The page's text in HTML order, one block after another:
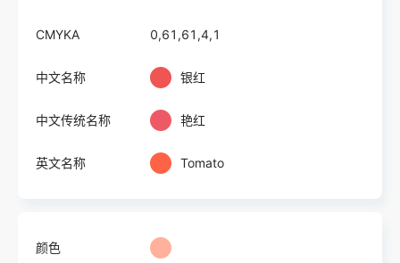
CMYKA 0,61,61,4,1
中文名称 银红
中文传统名称 艳红
英文名称 Tomato
颜色